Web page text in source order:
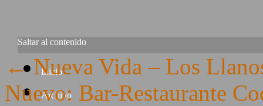
Saltar al contenido
Inicio
Archivo
←Nueva Vida – Los
Nuevo: Bar-Restaurante